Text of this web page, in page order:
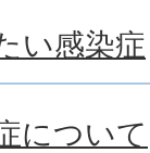
い感染症
について